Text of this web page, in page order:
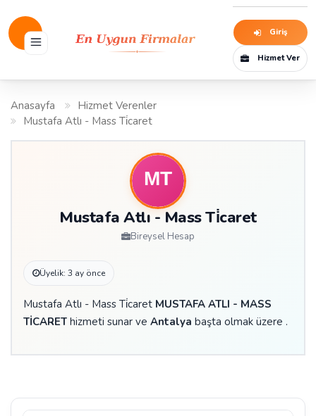
Giriş
Hizmet Ver
Anasayfa
Hizmet Verenler
Mustafa Atlı - Mass Ti̇caret
Mustafa Atlı - Mass Ti̇caret
Bireysel Hesap
Üyelik: 3 ay önce
Mustafa Atlı - Mass Ti̇caret MUSTAFA ATLI - MASS
TİCARET hizmeti sunar ve Antalya başta olmak üzere .